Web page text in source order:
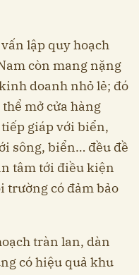
lập quy hoạch
còn mang nặng
doanh nhỏ lẻ; đó
mở cửa hàng
giáp với biển,
sông, biển… đều đề
tâm tới điều kiện
trường có đảm bảo
tràn lan, dàn
có hiệu quả khu